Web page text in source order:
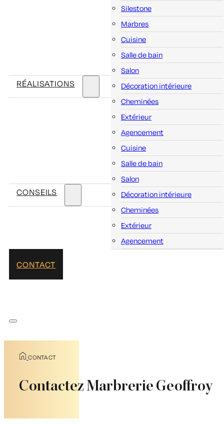
Silestone
Marbres
RÉALISATIONS
Cuisine
Salle de bain
Salon
Décoration intérieure
Cheminées
Extérieur
Agencement
CONSEILS
Cuisine
Salle de bain
Salon
Décoration intérieure
Cheminées
Extérieur
Agencement
CONTACT
CONTACT
Contactez Marbrerie Geoffroy